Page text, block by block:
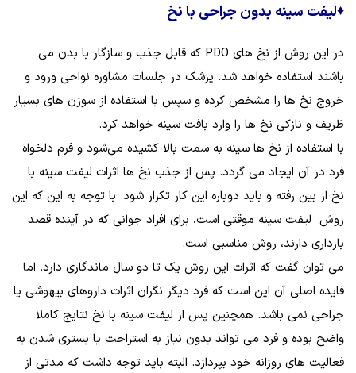
♦لیفت سینه بدون جراحی با نخ
در این روش از نخ‌ های PDO که قابل‌ جذب و سازگار با بدن می
باشند استفاده خواهد شد. پزشک در جلسات مشاوره نواحی ورود و
خروج نخ‌ ها را مشخص کرده و سپس با استفاده از سوزن‌ های بسیار
ظریف و نازکی نخ‌ ها را وارد بافت سینه خواهد کرد.
با استفاده از نخ‌ ها سینه به سمت بالا کشیده می‌شود و فرم دلخواه
فرد در آن ایجاد می‌ گردد. پس از جذب نخ‌ ها اثرات لیفت سینه با
نخ از بین رفته و باید دوباره این کار تکرار شود. با توجه به این ‌که این
روش لیفت سینه موقتی است، برای افراد جوانی که در آینده قصد
بارداری دارند، روش مناسبی است.
می توان گفت که اثرات این روش یک تا دو سال ماندگاری دارد. اما
فایده اصلی آن این است که فرد دیگر نگران اثرات داروهای بیهوشی یا
جراحی نمی باشد. همچنین پس از لیفت سینه با نخ نتایج کاملا
واضح بوده و فرد می‌ تواند بدون نیاز به استراحت یا بستری شدن به
فعالیت‌ های روزانه خود بپردازد. البته باید توجه داشت که مدتی از